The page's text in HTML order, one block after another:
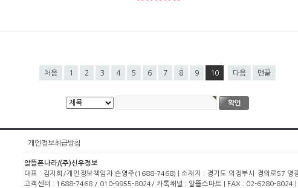
처음 1 2 3 4 5 6 7 8 9 10 다음 맨끝
개인정보취급방침
알뜰폰나라/(주)신우정보
대표 : 김지희/개인정보책임자:손영주(1688-7468) | 소재지 : 경기도 의정부시 경의로57
고객센터 : 1688-7468 / 010-9955-8024/ 카톡채널 : 알뜰스마트 | FAX : 02-6280-8024 |